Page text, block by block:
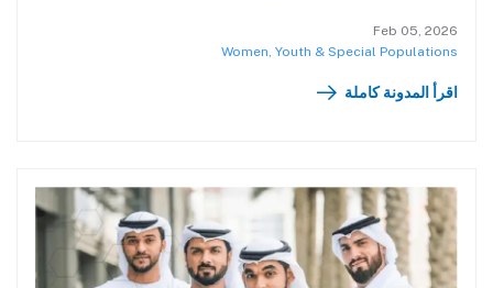
likely to develop heart disease than someone who does not
have either of the conditions. About two-thirds of adults with
مقارنة بمن لا يعاني من أي من الحالتين.
Feb 05, 2026
Women, Youth & Special Populations
اقرأ المدونة كاملة